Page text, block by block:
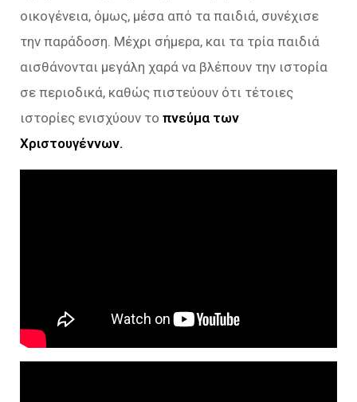
οικογένεια, όμως, μέσα από τα παιδιά, συνέχισε
την παράδοση. Μέχρι σήμερα, και τα τρία παιδιά
αισθάνονται μεγάλη χαρά να βλέπουν την ιστορία
σε περιοδικά, καθώς πιστεύουν ότι τέτοιες
ιστορίες ενισχύουν το πνεύμα των
Χριστουγέννων.